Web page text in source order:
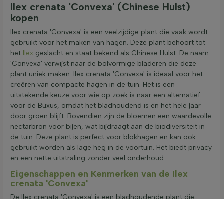
Ilex crenata 'Convexa' (Chinese Hulst)
kopen
Ilex crenata 'Convexa' is een veelzijdige plant die vaak wordt
gebruikt voor het maken van hagen. Deze plant behoort tot
het Ilex geslacht en staat bekend als Chinese Hulst. De naam
'Convexa' verwijst naar de bolvormige bladeren die deze
plant uniek maken. Ilex crenata 'Convexa' is ideaal voor het
creëren van compacte hagen in de tuin. Het is een
uitstekende keuze voor wie op zoek is naar een alternatief
voor de Buxus, omdat het bladhoudend is en het hele jaar
door groen blijft. Bovendien zijn de bloemen een waardevolle
nectarbron voor bijen, wat bijdraagt aan de biodiversiteit in
de tuin. Deze plant is perfect voor blokhagen en kan ook
gebruikt worden als lage heg in de voortuin. Het biedt privacy
en een nette uitstraling zonder veel onderhoud.
Eigenschappen en Kenmerken van de Ilex
crenata 'Convexa'
De Ilex crenata 'Convexa' is een bladhoudende plant die